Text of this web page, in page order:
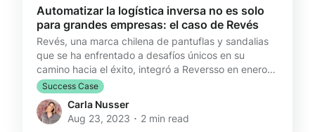
Automatizar la logística inversa no es solo
para grandes empresas: el caso de Revés
Revés, una marca chilena de pantuflas y sandalias
que se ha enfrentado a desafíos únicos en su
camino hacia el éxito, integró a Reversso en enero
de 2022, transformando su gestión de cambios y
devoluciones. Los inicios de Revés Pablo Ramírez,
fundador de Revés, fue durante 13 años publicista y
creativo. Durante la pandemia, decidió embarcarse
Success Case
Carla Nusser
Aug 23, 2023 ･ 2 min read